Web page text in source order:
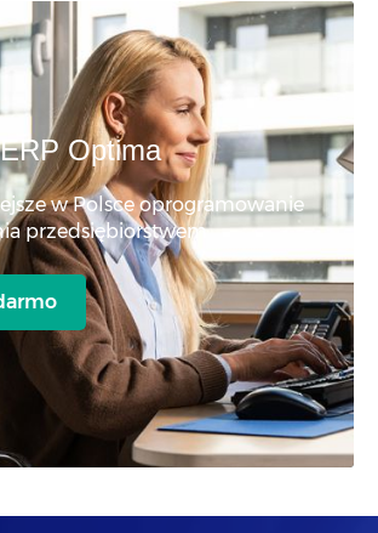
Optima
w Polsce oprogramowanie
przedsiębiorstwem